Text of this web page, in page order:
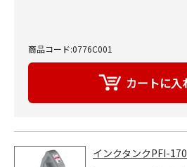
商品コード:0776C001
インクタンクPFI-